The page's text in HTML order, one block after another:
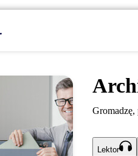
Gromadzę,
Lektor